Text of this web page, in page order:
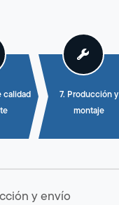
calidad
7. Producción y
montaje
y envío